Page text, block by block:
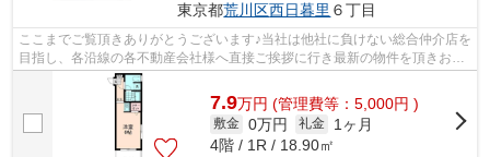
東京都荒川区西日暮里 ６丁目
ここまでご覧頂きありがとうございます♪当社は他社に負けない総合仲介店を
目指し、各沿線の各不動産会社様へ直接ご挨拶に行き最新の物件を頂きお客
様へ提供しております！最新の情報は...
7.9万円 (管理費等：5,000円 )
敷金 0万円 礼金
1ヶ月
4階 / 1R / 18.90㎡